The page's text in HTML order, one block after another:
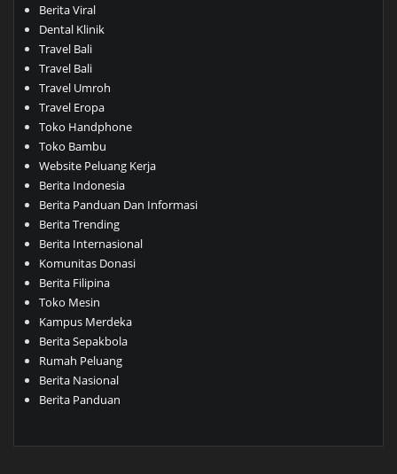
Berita Viral
Dental Klinik
Travel Bali
Travel Bali
Travel Umroh
Travel Eropa
Toko Handphone
Toko Bambu
Website Peluang Kerja
Berita Indonesia
Berita Panduan Dan Informasi
Berita Trending
Berita Internasional
Komunitas Donasi
Berita Filipina
Toko Mesin
Kampus Merdeka
Berita Sepakbola
Rumah Peluang
Berita Nasional
Berita Panduan